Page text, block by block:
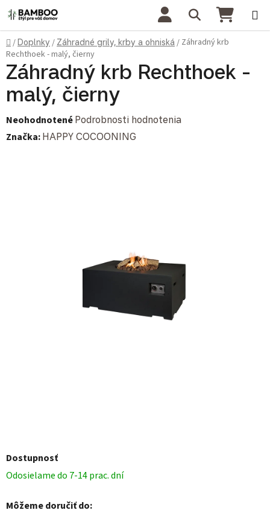
Prejsť na obsah Hľadať
Domov
/Doplnky / Záhradné grily, krby a ohniská / Záhradný krb
Rechthoek - malý, čierny
Dostupnosť
Odosielame do 7-14 prac. dní
Môžeme doručiť do:
Záhradný krb Rechthoek -
malý, čierny
Priemerné hodnotenie produktu je 0,0 z 5 hviezdičiek.
Neohodnotené Podrobnosti hodnotenia
Značka: HAPPY COCOONING